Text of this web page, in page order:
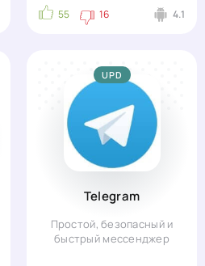
55 16 4.1
Telegram
Простой, безопасный и
быстрый мессенджер
UPD